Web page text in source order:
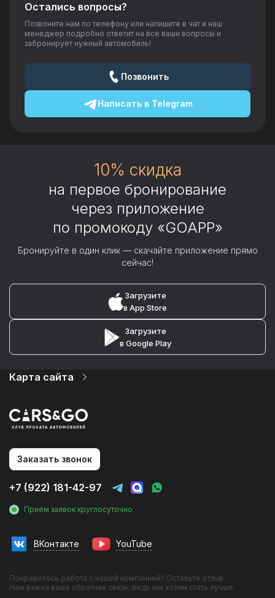
Остались вопросы?
Позвоните нам по телефону или напишите в чат и наш
менеджер подробно ответит на все ваши вопросы и
забронирует нужный автомобиль!
Позвонить
Написать вTelegram
10% скидка
на первое бронирование
через приложение
по промокоду «GOAPP»
Бронируйте в один клик — скачайте приложение прямо
сейчас!
Загрузите
в App Store
Загрузите
в Google Play
Карта сайта
Услуги
О компании
Статьи и Новости
Контакты
Аренда без водителя
Трансфер в аэропорт
Трансфер на вокзал
Инвестиции в прокат
Франшиза
Эконом
Заказать звонок
+7 (922) 181-42-97
Приём заявок круглосуточно
ВКонтакте YouTube
Понравилась работа с нашей компанией? Оставьте отзыв.
Нам важна ваша обратная связь, ведь мы хотим стать лучше